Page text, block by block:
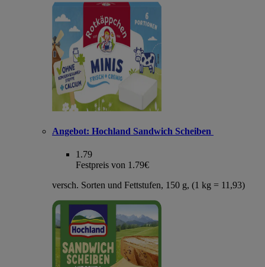
Angebot: Hochland Sandwich Scheiben
1.79
Festpreis von 1.79€
versch. Sorten und Fettstufen, 150 g, (1 kg = 11,93)